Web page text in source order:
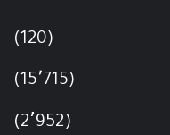
(120)
(15٬715)
(2٬952)